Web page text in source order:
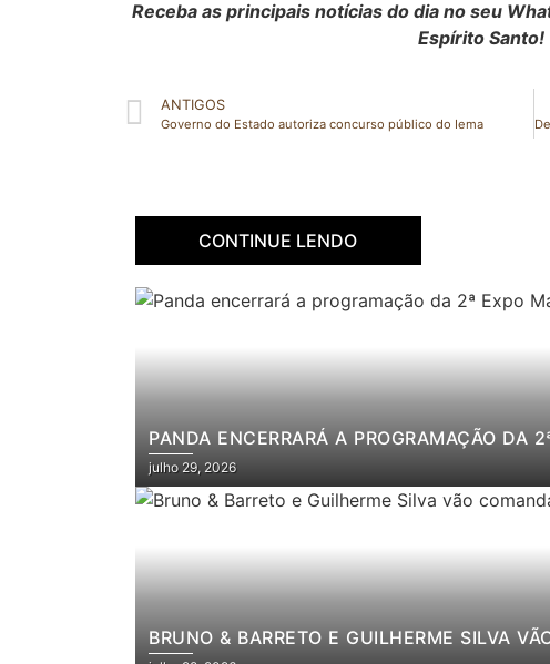
Receba as principais notícias do dia no seu
Espírito Santo!
ANTIGOS
Governo do Estado autoriza concurso público do Iema
CONTINUE LENDO
PANDA ENCERRARÁ A PROGRAMAÇÃO DA
julho 29, 2026
BRUNO & BARRETO E GUILHERME SILVA